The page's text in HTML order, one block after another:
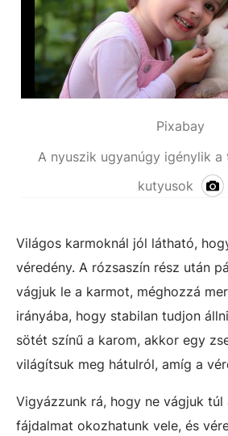
Pixabay
A nyuszik ugyanúgy igénylik
kutyusok
Világos karmoknál jól látható,
véredény. A rózsaszín rész után
vágjuk le a karmot, méghozzá
irányába, hogy stabilan tudjon
sötét színű a karom, akkor egy
világítsuk meg hátulról, amíg a
Vigyázzunk rá, hogy ne vágjuk
fájdalmat okozhatunk vele, és